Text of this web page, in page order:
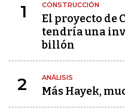
1 CONSTRUCCIÓN
El proyecto de
tendría una
billón
2 ANÁLISIS
Más Hayek,